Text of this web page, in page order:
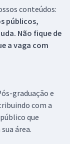
conteúdos:
públicos,
Não fique de
a vaga com
graduação e
com a
que
área.